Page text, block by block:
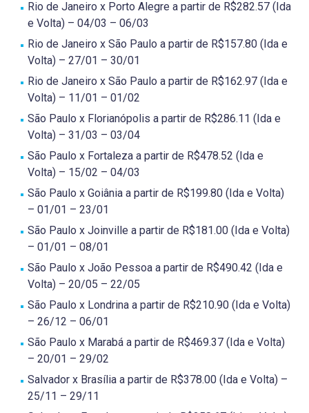
Rio de Janeiro x Porto Alegre a partir de R$282.57 (Ida
e Volta) – 04/03 – 06/03
Rio de Janeiro x São Paulo a partir de R$157.80 (Ida e
Volta) – 27/01 – 30/01
Rio de Janeiro x São Paulo a partir de R$162.97 (Ida e
Volta) – 11/01 – 01/02
São Paulo x Florianópolis a partir de R$286.11 (Ida e
Volta) – 31/03 – 03/04
São Paulo x Fortaleza a partir de R$478.52 (Ida e
Volta) – 15/02 – 04/03
São Paulo x Goiânia a partir de R$199.80 (Ida e Volta)
– 01/01 – 23/01
São Paulo x Joinville a partir de R$181.00 (Ida e Volta)
– 01/01 – 08/01
São Paulo x João Pessoa a partir de R$490.42 (Ida e
Volta) – 20/05 – 22/05
São Paulo x Londrina a partir de R$210.90 (Ida e Volta)
– 26/12 – 06/01
São Paulo x Marabá a partir de R$469.37 (Ida e Volta)
– 20/01 – 29/02
Salvador x Brasília a partir de R$378.00 (Ida e Volta) –
25/11 – 29/11